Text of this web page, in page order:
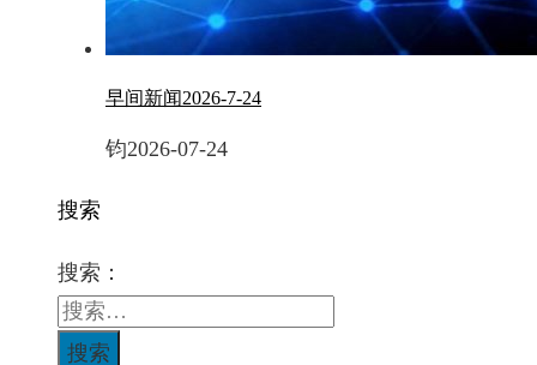
早间新闻2026-7-24
钧2026-07-24
搜索
搜索：